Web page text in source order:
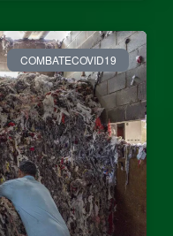
COMBATECOVID19